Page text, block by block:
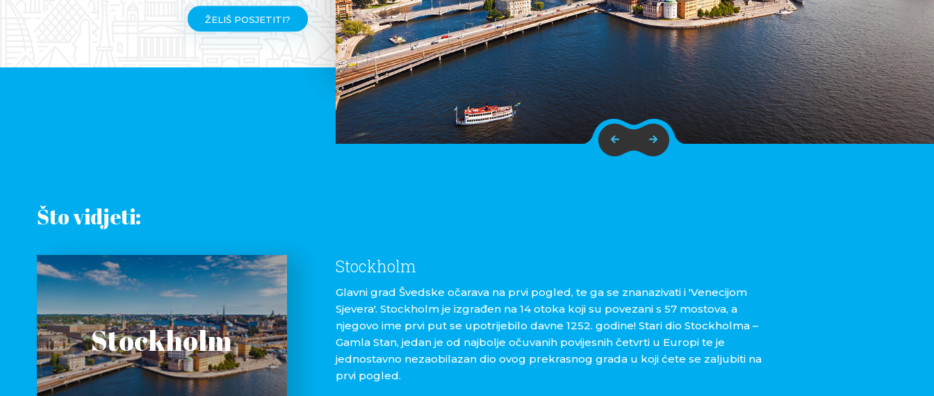
ŽELIŠ POSJETITI?
Što vidjeti:
Stockholm
Stockholm
Glavni grad Švedske očarava na prvi pogled, te ga se znanazivati i 'Venecijom
Sjevera'. Stockholm je izgrađen na 14 otoka koji su povezani s 57 mostova, a
njegovo ime prvi put se upotrijebilo davne 1252. godine! Stari dio Stockholma –
Gamla Stan, jedan je od najbolje očuvanih povijesnih četvrti u Europi te je
jednostavno nezaobilazan dio ovog prekrasnog grada u koji ćete se zaljubiti na
prvi pogled.